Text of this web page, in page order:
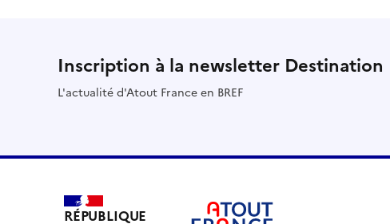
Inscription à la newsletter Destination
L'actualité d'Atout France en BREF
RÉPUBLIQUE